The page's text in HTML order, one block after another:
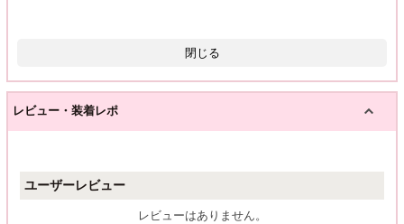
閉じる
レビュー・装着レポ
ユーザーレビュー
レビューはありません。